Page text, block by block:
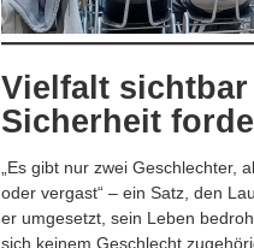
Vielfalt sichtbar
Sicherheit
„Es gibt nur zwei Geschlechter,
oder vergast“ – ein Satz, den
er umgesetzt, sein Leben
sich keinem Geschlecht